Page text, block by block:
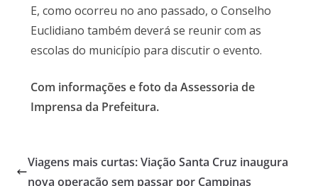
E, como ocorreu no ano passado, o Conselho
Euclidiano também deverá se reunir com as
escolas do município para discutir o evento.
Com informações e foto da Assessoria de
Imprensa da Prefeitura.
Viagens mais curtas: Viação Santa Cruz inaugura
nova operação sem passar por Campinas